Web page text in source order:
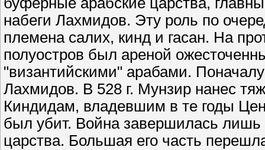
набеги Лахмидов. Эту роль по
племена салих, кинд и гасан. На
полуостров был ареной
"византийскими" арабами.
Лахмидов. В 528 г. Мунзир нанес
Киндидам, владевшим в те годы
был убит. Война завершилась лишь
царства. Большая его часть